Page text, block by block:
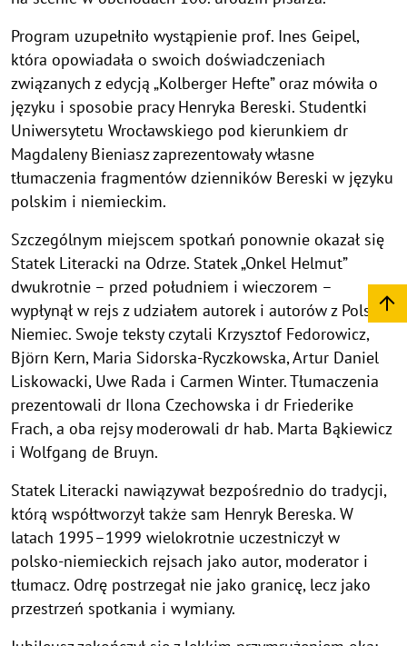
Program uzupełniło wystąpienie prof. Ines Geipel,
która opowiadała o swoich doświadczeniach
związanych z edycją „Kolberger Hefte” oraz mówiła o
języku i sposobie pracy Henryka Bereski. Studentki
Uniwersytetu Wrocławskiego pod kierunkiem dr
Magdaleny Bieniasz zaprezentowały własne
tłumaczenia fragmentów dzienników Bereski w języku
polskim i niemieckim.
Szczególnym miejscem spotkań ponownie okazał się
Statek Literacki na Odrze. Statek „Onkel Helmut”
dwukrotnie – przed południem i wieczorem –
wypłynął w rejs z udziałem autorek i autorów z Polski i
Niemiec. Swoje teksty czytali Krzysztof Fedorowicz,
Björn Kern, Maria Sidorska-Ryczkowska, Artur Daniel
Liskowacki, Uwe Rada i Carmen Winter. Tłumaczenia
prezentowali dr Ilona Czechowska i dr Friederike
Frach, a oba rejsy moderowali dr hab. Marta Bąkiewicz
i Wolfgang de Bruyn.
Statek Literacki nawiązywał bezpośrednio do tradycji,
którą współtworzył także sam Henryk Bereska. W
latach 1995–1999 wielokrotnie uczestniczył w
polsko-niemieckich rejsach jako autor, moderator i
tłumacz. Odrę postrzegał nie jako granicę, lecz jako
przestrzeń spotkania i wymiany.